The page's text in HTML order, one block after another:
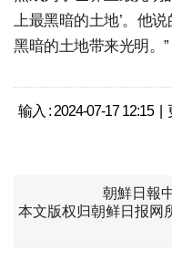
上最黑暗的土地’。他
黑暗的土地带来光明。”
输入 : 2024-07-17 12:15 |
朝鮮日報
本文版权归朝鲜日报网